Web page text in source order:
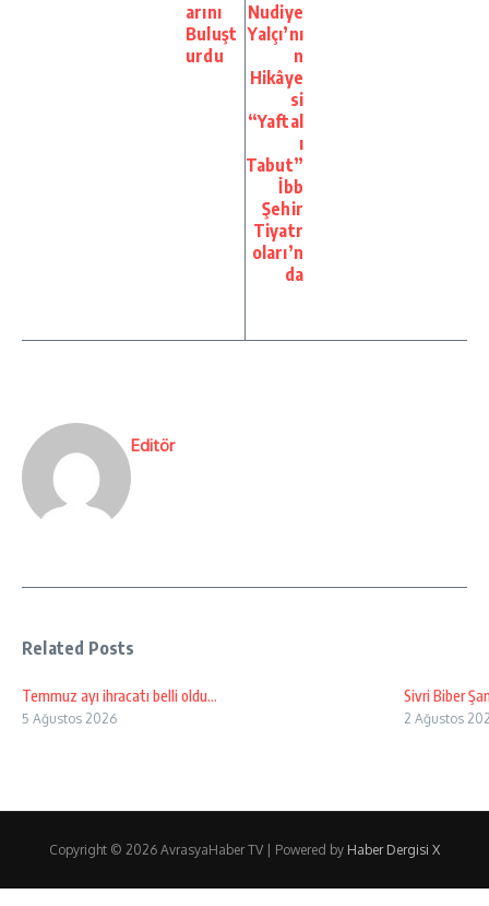
arını
Buluşt
urdu
Nudiye
Yalçı’nı
n
Hikâye
si
“Yaftal
ı
Tabut”
İbb
Şehir
Tiyatr
oları’n
da
Editör
Related Posts
Temmuz ayı ihracatı belli oldu…
5 Ağustos 2026
Sivri Biber
2 Ağustos
Copyright © 2026 AvrasyaHaber TV | Powered by Haber Dergisi X